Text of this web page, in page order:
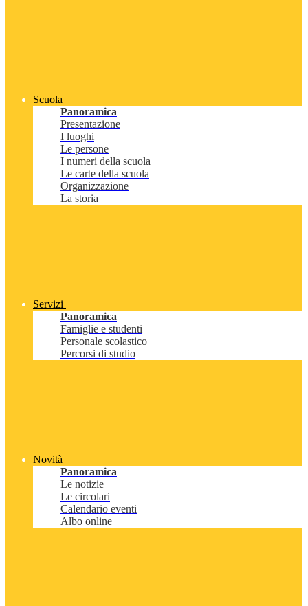
Scuola
Panoramica
Presentazione
I luoghi
Le persone
I numeri della scuola
Le carte della scuola
Organizzazione
La storia
Servizi
Panoramica
Famiglie e studenti
Personale scolastico
Percorsi di studio
Novità
Panoramica
Le notizie
Le circolari
Calendario eventi
Albo online